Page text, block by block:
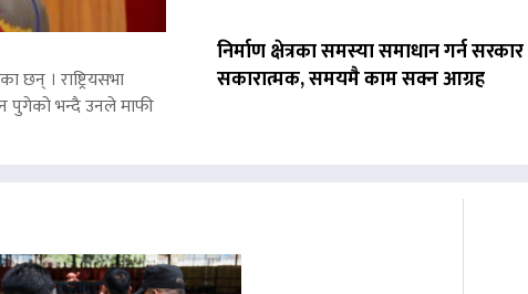
छन् । राष्ट्रियसभा
पुगेको भन्दै उनले माफी
निर्माण क्षेत्रका समस्या समाधान गर्न सरकार
सकारात्मक, समयमै काम सक्न आग्रह